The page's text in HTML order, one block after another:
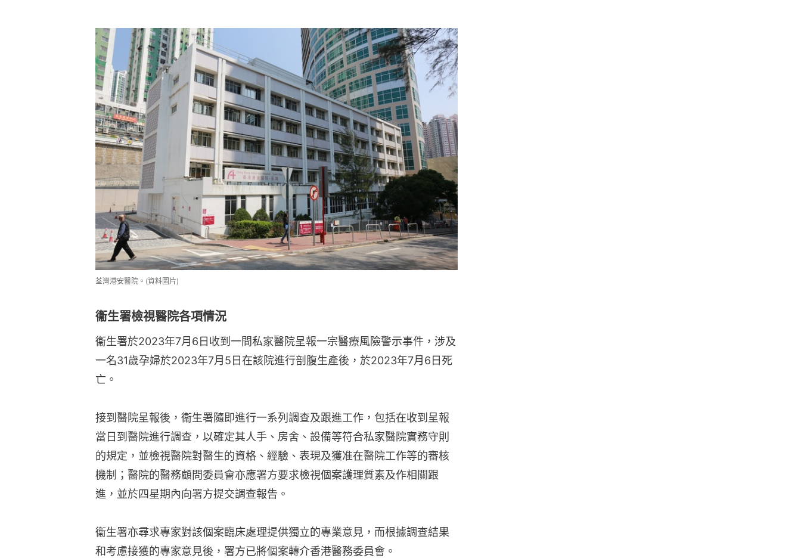
荃灣港安醫院。(資料圖片)
衞生署檢視醫院各項情況
衞生署於2023年7月6日收到一間私家醫院呈報一宗醫療風險警示事件，涉及
一名31歲孕婦於2023年7月5日在該院進行剖腹生產後，於2023年7月6日死
亡。
接到醫院呈報後，衞生署隨即進行一系列調查及跟進工作，包括在收到呈報
當日到醫院進行調查，以確定其人手、房舍、設備等符合私家醫院實務守則
的規定，並檢視醫院對醫生的資格、經驗、表現及獲准在醫院工作等的審核
機制；醫院的醫務顧問委員會亦應署方要求檢視個案護理質素及作相關跟
進，並於四星期內向署方提交調查報告。
衞生署亦尋求專家對該個案臨床處理提供獨立的專業意見，而根據調查結果
和考慮接獲的專家意見後，署方已將個案轉介香港醫務委員會。